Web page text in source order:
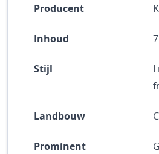
Producent
Inhoud
Stijl
Landbouw
Prominent